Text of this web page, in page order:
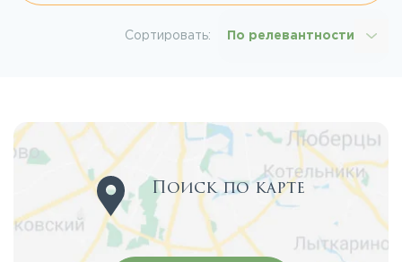
Сортировать: По релевантности
Поиск по карте